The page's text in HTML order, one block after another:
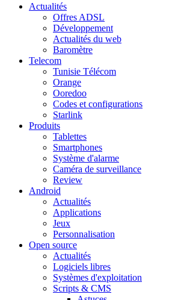
Actualités
Offres ADSL
Développement
Actualités du web
Baromètre
Telecom
Tunisie Télécom
Orange
Ooredoo
Codes et configurations
Starlink
Produits
Tablettes
Smartphones
Système d'alarme
Caméra de surveillance
Review
Android
Actualités
Applications
Jeux
Personnalisation
Open source
Actualités
Logiciels libres
Systèmes d'exploitation
Scripts & CMS